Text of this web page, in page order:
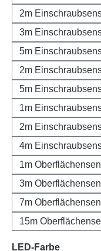
2m
3m
5m
2m
5m
1m
2m
4m
1m
3m
7m
15m
LED-Farbe